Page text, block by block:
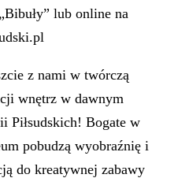
lub online na
z nami w twórczą
wnętrz w dawnym
Piłsudskich! Bogate w
pobudzą wyobraźnię i
do kreatywnej zabawy